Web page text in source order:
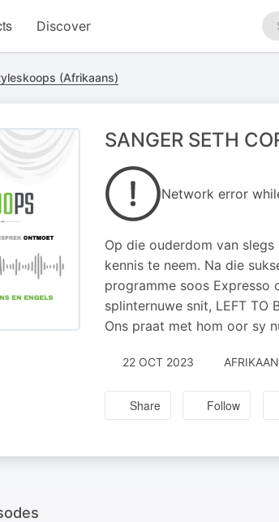
Discover
(Afrikaans)
SANGER SETH
Network error
Op die ouderdom van
kennis te neem. Na die
programme soos Expresso
splinternuwe snit, LEFT TO
Ons praat met hom oor sy
22 OCT 2023
Share Follow